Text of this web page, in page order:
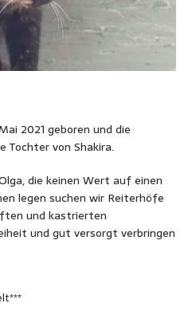
2021 geboren und die
Tochter von Shakira.
die keinen Wert auf einen
legen suchen wir Reiterhöfe
und kastrierten
und gut versorgt verbringen